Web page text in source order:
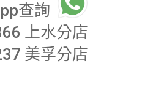
查詢
上水分店
美孚分店